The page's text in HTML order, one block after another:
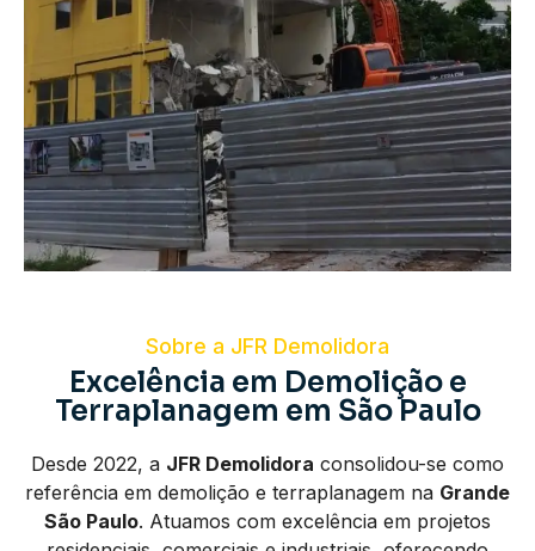
Sobre a JFR Demolidora
Excelência em Demolição e
Terraplanagem em São Paulo
Desde 2022, a JFR Demolidora consolidou-se como
referência em demolição e terraplanagem na Grande
São Paulo. Atuamos com excelência em projetos